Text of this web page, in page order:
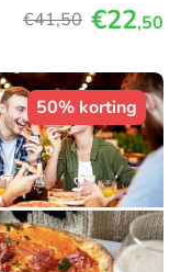
€41,50 €22,50
50% korting